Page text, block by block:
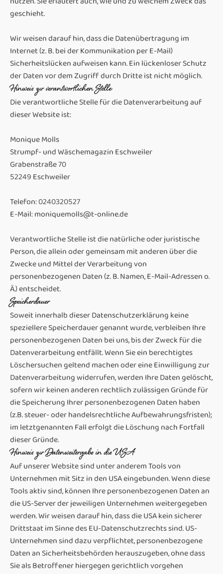
geschieht.
Wir weisen darauf hin, dass die Datenübertragung im
Internet (z. B. bei der Kommunikation per E-Mail)
Sicherheitslücken aufweisen kann. Ein lückenloser Schutz
der Daten vor dem Zugriff durch Dritte ist nicht möglich.
Hinweis zur verantwortlichen Stelle
Die verantwortliche Stelle für die Datenverarbeitung auf
dieser Website ist:
Monique Molls
Strumpf- und Wäschemagazin Eschweiler
Grabenstraße 70
52249 Eschweiler
Telefon: 0240320527
E-Mail: moniquemolls@t-online.de
Verantwortliche Stelle ist die natürliche oder juristische
Person, die allein oder gemeinsam mit anderen über die
Zwecke und Mittel der Verarbeitung von
personenbezogenen Daten (z. B. Namen, E-Mail-Adressen o.
Ä.) entscheidet.
Speicherdauer
Soweit innerhalb dieser Datenschutzerklärung keine
speziellere Speicherdauer genannt wurde, verbleiben Ihre
personenbezogenen Daten bei uns, bis der Zweck für die
Datenverarbeitung entfällt. Wenn Sie ein berechtigtes
Löschersuchen geltend machen oder eine Einwilligung zur
Datenverarbeitung widerrufen, werden Ihre Daten gelöscht,
sofern wir keinen anderen rechtlich zulässigen Gründe für
die Speicherung Ihrer personenbezogenen Daten haben
(z.B. steuer- oder handelsrechtliche Aufbewahrungsfristen);
im letztgenannten Fall erfolgt die Löschung nach Fortfall
dieser Gründe.
Hinweis zur Datenweitergabe in die USA
Auf unserer Website sind unter anderem Tools von
Unternehmen mit Sitz in den USA eingebunden. Wenn diese
Tools aktiv sind, können Ihre personenbezogenen Daten an
die US-Server der jeweiligen Unternehmen weitergegeben
werden. Wir weisen darauf hin, dass die USA kein sicherer
Drittstaat im Sinne des EU-Datenschutzrechts sind. US-
Unternehmen sind dazu verpflichtet, personenbezogene
Daten an Sicherheitsbehörden herauszugeben, ohne dass
Sie als Betroffener hiergegen gerichtlich vorgehen